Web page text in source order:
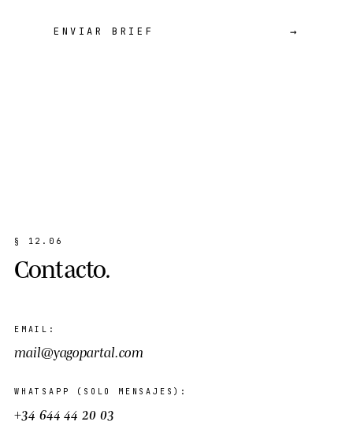
ENVIAR BRIEF →
§ 1 2 . 0 6
Contacto.
EMAIL:
mail@yagopartal.com
WHATSAPP (SOLO MENSAJES):
+34 644 44 20 03